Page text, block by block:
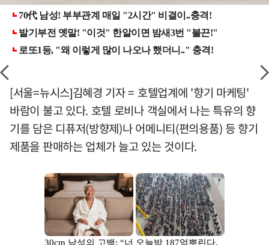
[서울=뉴시스]김혜경 기자 = 호텔업계에 '향기 마케팅'
바람이 불고 있다. 호텔 로비나 객실에서 나는 특유의 향
기를 담은 디퓨저(방향제)나 어메니티(편의용품) 등 향기
제품을 판매하는 업체가 늘고 있는 것이다.